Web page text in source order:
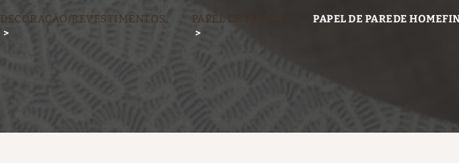
DECORAÇÃO/REVESTIMENTOS PAPEL DE PAREDE PAPEL DE PAREDE